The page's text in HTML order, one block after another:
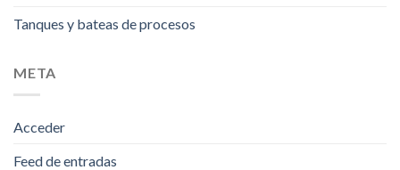
Tanques y bateas de procesos
META
Acceder
Feed de entradas